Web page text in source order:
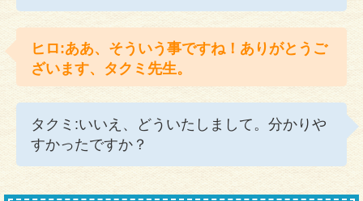
ヒロ:ああ、そういう事ですね！ありがとうご
ざいます、タクミ先生。
タクミ:いいえ、どういたしまして。分かりや
すかったですか？